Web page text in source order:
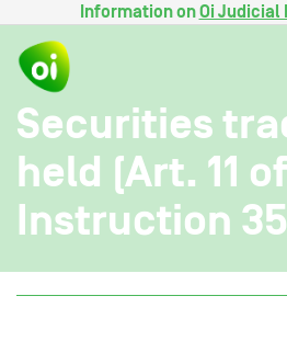
Information onOi Judicial
Securities
held (Art. 11
Instruction